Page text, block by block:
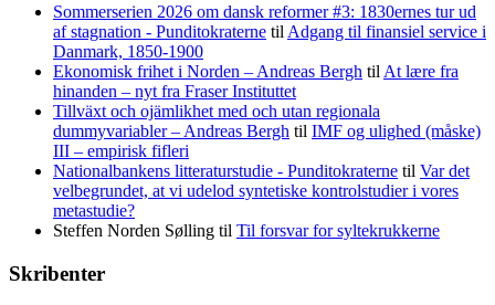
Sommerserien 2026 om dansk reformer #3: 1830ernes tur ud
af stagnation - Punditokraterne til Adgang til finansiel service i
Danmark, 1850-1900
Ekonomisk frihet i Norden – Andreas Bergh til At lære fra
hinanden – nyt fra Fraser Instituttet
Tillväxt och ojämlikhet med och utan regionala
dummyvariabler – Andreas Bergh til IMF og ulighed (måske)
III – empirisk fifleri
Nationalbankens litteraturstudie - Punditokraterne til Var det
velbegrundet, at vi udelod syntetiske kontrolstudier i vores
metastudie?
Steffen Norden Sølling til Til forsvar for syltekrukkerne
Skribenter